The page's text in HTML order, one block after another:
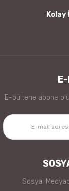
Kolay
E-bültene abone
Sosyal